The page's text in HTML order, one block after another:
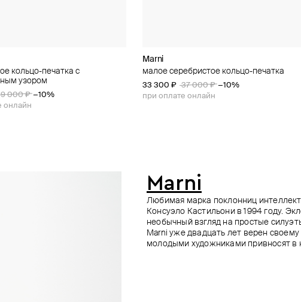
кольцо-печатка с
узором
000 ₽ −10%
онлайн
Marni
малое серебристое кольцо-печатка
33 300 ₽ 37 000 ₽ −10%
при оплате онлайн
ciao
MM6 Maison Margiela
глянцевое серебристое кольцо numeric
minimal signature
от 31 500 ₽ от 35 000 ₽
Margiela
кольцо mm6
MM6 Maison Margiela
серебристое кольцо molten rock
42 000 ₽
Margiela
Ann Demeulemeester
кольцо vasti minimalistic squared
35 100 ₽ 39 000 ₽ −10%
при оплате онлайн
Marni
Любимая марка поклонниц
Консуэло Кастильони в 1994 году.
необычный взгляд на простые
Marni уже двадцать лет верен
молодыми художниками привносят в